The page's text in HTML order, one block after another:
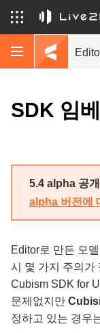
SDK 임
5.4 alpha 공
alpha 버전에
Editor로 만든 모
시 몇 가지 주의가
Cubism SDK for
문제없지만
정하고 있는 경우